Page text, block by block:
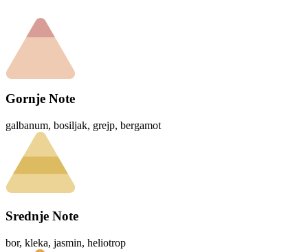
Gornje Note
galbanum, bosiljak, grejp, bergamot
Srednje Note
bor, kleka, jasmin, heliotrop